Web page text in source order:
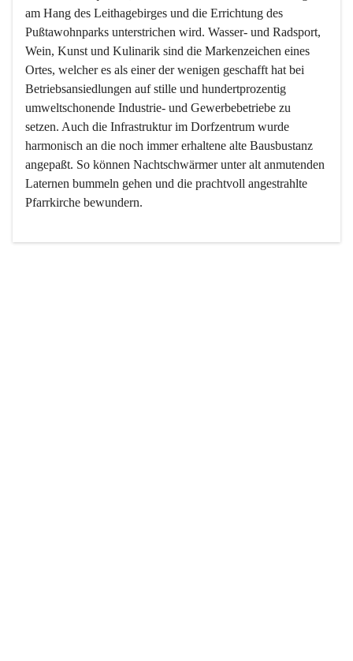
am Hang des Leithagebirges und die Errichtung des
Pußtawohnparks unterstrichen wird. Wasser- und Radsport,
Wein, Kunst und Kulinarik sind die Markenzeichen eines
Ortes, welcher es als einer der wenigen geschafft hat bei
Betriebsansiedlungen auf stille und hundertprozentig
umweltschonende Industrie- und Gewerbebetriebe zu
setzen. Auch die Infrastruktur im Dorfzentrum wurde
harmonisch an die noch immer erhaltene alte Bausbustanz
angepaßt. So können Nachtschwärmer unter alt anmutenden
Laternen bummeln gehen und die prachtvoll angestrahlte
Pfarrkirche bewundern.
Der Weinbau dominert heute nicht mehr, ist aber integrativer